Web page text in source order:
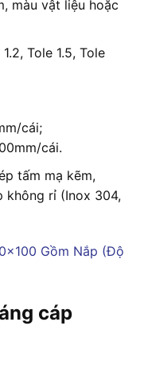
màu vật liệu hoặc
Tole 1.5, Tole
cái;
cái.
tấm mạ kẽm,
không rỉ (Inox 304,
cáp